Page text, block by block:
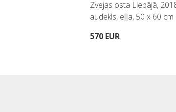
Zvejas osta Liepājā,
audekls, eļļa, 50 x 60 cm
570 EUR